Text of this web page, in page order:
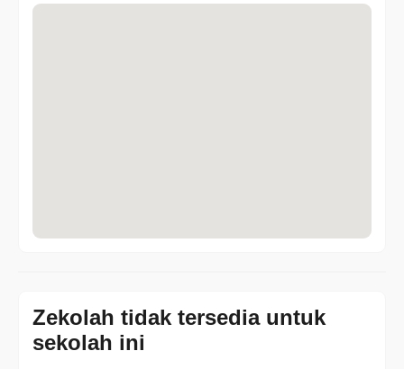
Zekolah tidak tersedia untuk
sekolah ini